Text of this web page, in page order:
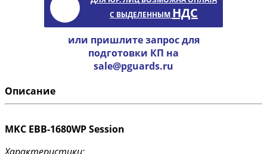
С ВЫДЕЛЕННЫМ НДС
или пришлите запрос для
подготовки КП на
sale@pguards.ru
Описание
MKC EBB-1680WP Session